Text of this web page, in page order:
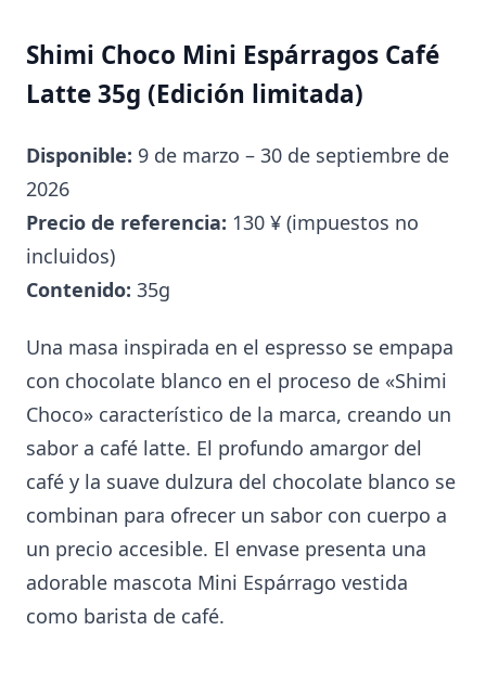
Shimi Choco Mini Espárragos Café
Latte 35g (Edición limitada)
Disponible: 9 de marzo – 30 de septiembre de
2026
Precio de referencia: 130 ¥ (impuestos no
incluidos)
Contenido: 35g
Una masa inspirada en el espresso se empapa
con chocolate blanco en el proceso de «Shimi
Choco» característico de la marca, creando un
sabor a café latte. El profundo amargor del
café y la suave dulzura del chocolate blanco se
combinan para ofrecer un sabor con cuerpo a
un precio accesible. El envase presenta una
adorable mascota Mini Espárrago vestida
como barista de café.